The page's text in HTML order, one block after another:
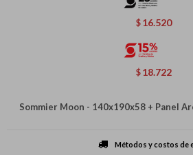
$ 16.520
$ 18.722
Sommier Moon - 140x190x58 + Panel
Métodos y costos de